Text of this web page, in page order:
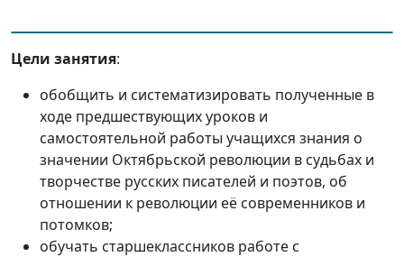
Цели занятия:
обобщить и систематизировать полученные в
ходе предшествующих уроков и
самостоятельной работы учащихся знания о
значении Октябрьской революции в судьбах и
творчестве русских писателей и поэтов, об
отношении к революции её современников и
потомков;
обучать старшеклассников работе с